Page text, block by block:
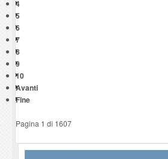
4
5
6
7
8
9
10
Avanti
Fine
Pagina 1 di 1607